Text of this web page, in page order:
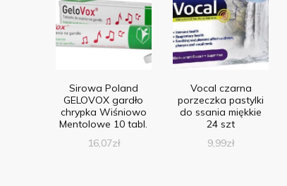
Sirowa Poland
GELOVOX gardło
chrypka Wiśniowo
Mentolowe 10 tabl.
16,07zł
Vocal czarna
porzeczka pastylki
do ssania miękkie
24 szt
9,99zł